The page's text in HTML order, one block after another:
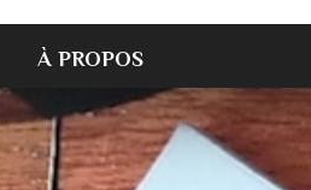
À PROPOS